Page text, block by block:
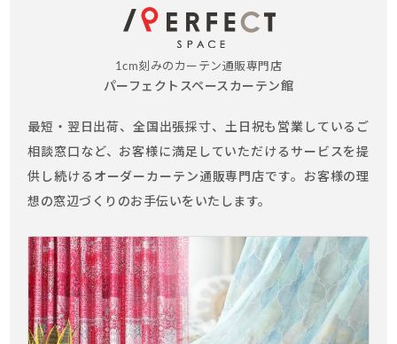
1cm刻みのカーテン通販専門店
パーフェクトスペースカーテン館
最短・翌日出荷、全国出張採寸、土日祝も営業しているご
相談窓口など、お客様に満足していただけるサービスを提
供し続けるオーダーカーテン通販専門店です。お客様の理
想の窓辺づくりのお手伝いをいたします。